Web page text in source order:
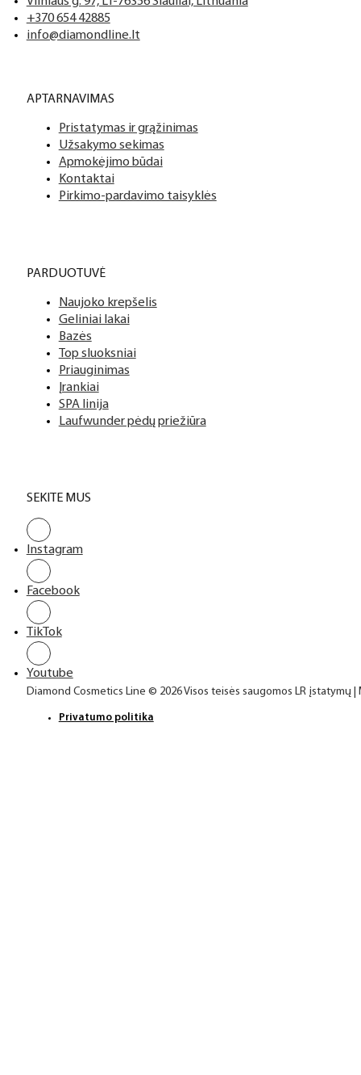
Mes siūlome tik aukščiausios kokybės produktus nagams,
Platus prekių katalogas
Turime daugiau nei 3000 produktų visiems Jūsų poreikiams
PDF katalogas
Vilniaus g. 97, LT-76356 Šiauliai, Lithuania
+370 654 42885
Pristatymas ir grąžinimas
Užsakymo sekimas
Apmokėjimo būdai
Kontaktai
Naujoko krepšelis
Geliniai lakai
Bazės
Top sluoksniai
Priauginimas
Įrankiai
SPA linija
SEKITE MUS
Instagram
Facebook
TikTok
Youtube